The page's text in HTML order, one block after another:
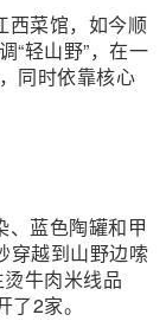
西菜馆，如今顺
“轻山野”，在一
同时依靠核心
、蓝色陶罐和甲
穿越到山野边嗦
牛肉米线品
2家。